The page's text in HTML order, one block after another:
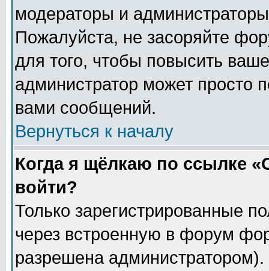
модераторы и
Пожалуйста, не засоряйте
для того, чтобы повысить
администратор может просто
вами сообщений.
Вернуться к началу
Когда я щёлкаю по ссылке
войти?
Только зарегистрированные
через встроенную в форум
разрешена